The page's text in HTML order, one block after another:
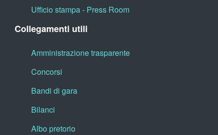
Ufficio stampa - Press Room
Collegamenti utili
Amministrazione trasparente
Concorsi
Bandi di gara
Bilanci
Albo pretorio